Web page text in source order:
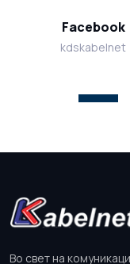
Facebook
kdskabelnet
Во свет на